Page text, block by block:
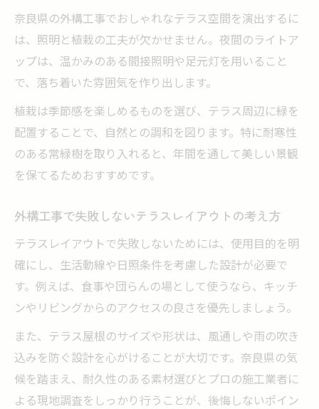
奈良県の外構工事でおしゃれなテラス空間を演出するに
は、照明と植栽の工夫が欠かせません。夜間のライトア
ップは、温かみのある間接照明や足元灯を用いること
で、落ち着いた雰囲気を作り出します。
植栽は季節感を楽しめるものを選び、テラス周辺に緑を
配置することで、自然との調和を図ります。特に耐寒性
のある常緑樹を取り入れると、年間を通して美しい景観
を保てるためおすすめです。
外構工事で失敗しないテラスレイアウトの考え方
テラスレイアウトで失敗しないためには、使用目的を明
確にし、生活動線や日照条件を考慮した設計が必要で
す。例えば、食事や団らんの場として使うなら、キッチ
ンやリビングからのアクセスの良さを優先しましょう。
また、テラス屋根のサイズや形状は、風通しや雨の吹き
込みを防ぐ設計を心がけることが大切です。奈良県の気
候を踏まえ、耐久性のある素材選びとプロの施工業者に
よる現地調査をしっかり行うことが、後悔しないポイン